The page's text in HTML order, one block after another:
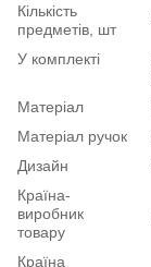
Кількість
предметів, шт
У комплекті
Матеріал
Матеріал ручок
Дизайн
Країна-
виробник
товару
Країна